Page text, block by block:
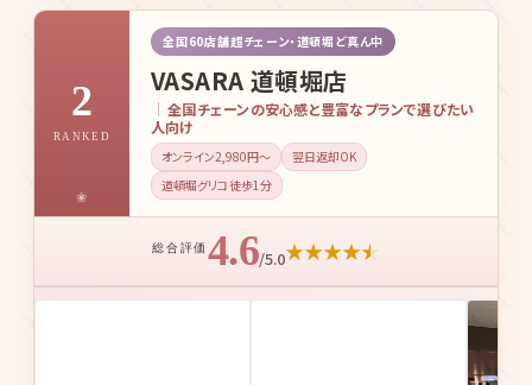
2
RANKED
全国60店舗超チェーン・道頓堀ど真ん中
VASARA 道頓堀店
全国チェーンの安心感と豊富なプランで選びたい
人向け
オンライン2,980円〜
翌日返却OK
道頓堀グリコ徒歩1分
総合評価 4.6/5.0★★★★★